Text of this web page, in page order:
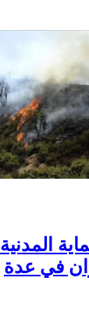
المدنية
في عدة